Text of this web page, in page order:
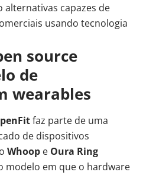
alternativas capazes de
usando tecnologia
source
de
wearables
faz parte de uma
de dispositivos
Whoop e Oura Ring
modelo em que o hardware